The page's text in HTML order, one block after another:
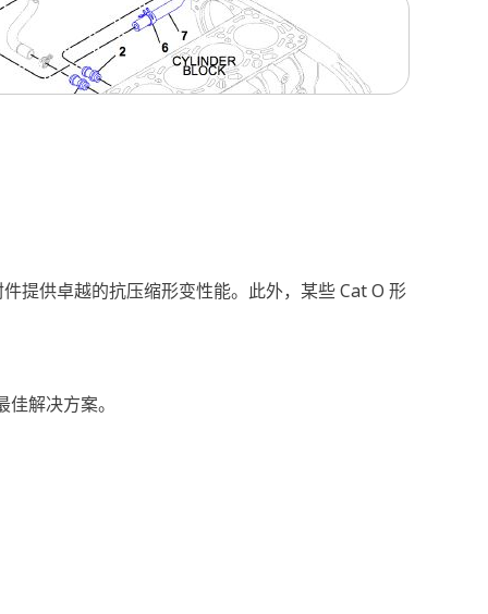
提供卓越的抗压缩形变性能。此外，某些 Cat O 形
解决方案。